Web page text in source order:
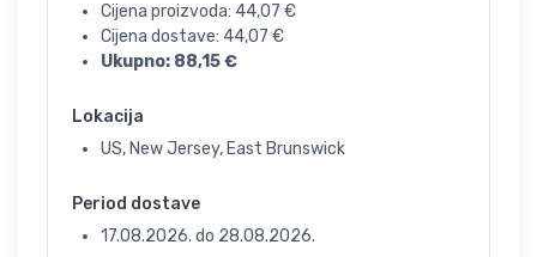
Cijena proizvoda: 44,07 €
Cijena dostave: 44,07 €
Ukupno: 88,15€
Lokacija
US, New Jersey, East Brunswick
Period dostave
17.08.2026. do 28.08.2026.